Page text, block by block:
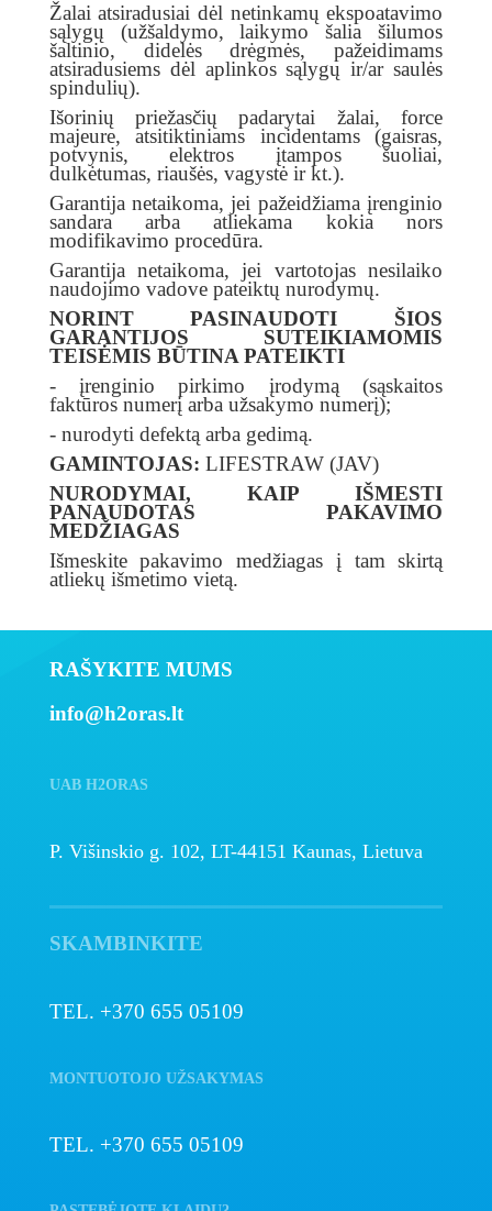
Žalai atsiradusiai dėl netinkamų ekspoatavimo
sąlygų (užšaldymo, laikymo šalia šilumos
šaltinio, didelės drėgmės, pažeidimams
atsiradusiems dėl aplinkos sąlygų ir/ar saulės
spindulių).
Išorinių priežasčių padarytai žalai, force
majeure, atsitiktiniams incidentams (gaisras,
potvynis, elektros įtampos šuoliai,
dulkėtumas, riaušės, vagystė ir kt.).
Garantija netaikoma, jei pažeidžiama įrenginio
sandara arba atliekama kokia nors
modifikavimo procedūra.
Garantija netaikoma, jei vartotojas nesilaiko
naudojimo vadove pateiktų nurodymų.
NORINT PASINAUDOTI ŠIOS
GARANTIJOS SUTEIKIAMOMIS
TEISĖMIS BŪTINA PATEIKTI
- įrenginio pirkimo įrodymą (sąskaitos
faktūros numerį arba užsakymo numerį);
- nurodyti defektą arba gedimą.
GAMINTOJAS: LIFESTRAW (JAV)
NURODYMAI, KAIP IŠMESTI
PANAUDOTAS PAKAVIMO
MEDŽIAGAS
Išmeskite pakavimo medžiagas į tam skirtą
atliekų išmetimo vietą.
RAŠYKITE MUMS
info@h2oras.lt
UAB H2ORAS
P. Višinskio g. 102, LT-44151 Kaunas, Lietuva
SKAMBINKITE
TEL. +370 655 05109
MONTUOTOJO UŽSAKYMAS
TEL. +370 655 05109